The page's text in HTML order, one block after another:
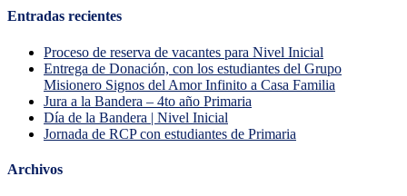
Entradas recientes
Proceso de reserva de vacantes para Nivel Inicial
Entrega de Donación, con los estudiantes del Grupo
Misionero Signos del Amor Infinito a Casa Familia
Jura a la Bandera – 4to año Primaria
Día de la Bandera | Nivel Inicial
Jornada de RCP con estudiantes de Primaria
Archivos